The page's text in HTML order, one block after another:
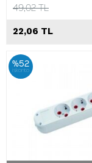
49,02 TL
22,06 TL
%52
iskonto